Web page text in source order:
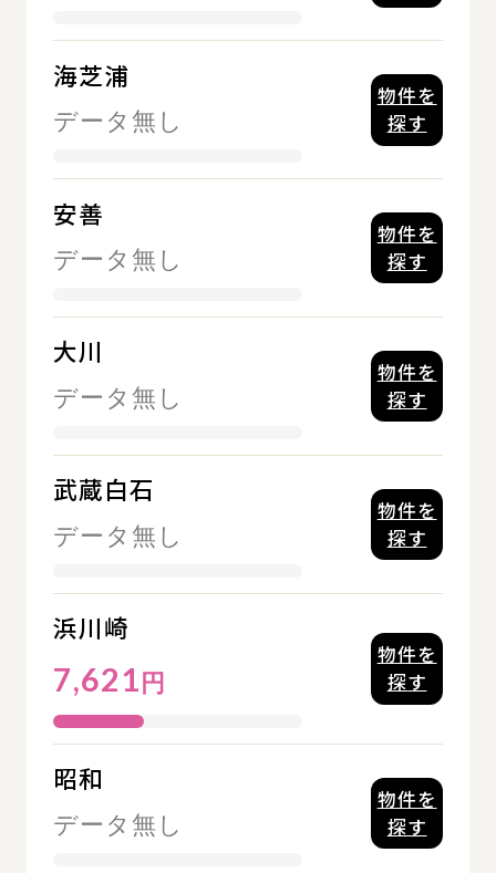
海芝浦
データ無し
物件を
探す
安善
データ無し
物件を
探す
大川
データ無し
物件を
探す
武蔵白石
データ無し
物件を
探す
浜川崎
7,621円
物件を
探す
昭和
データ無し
物件を
探す